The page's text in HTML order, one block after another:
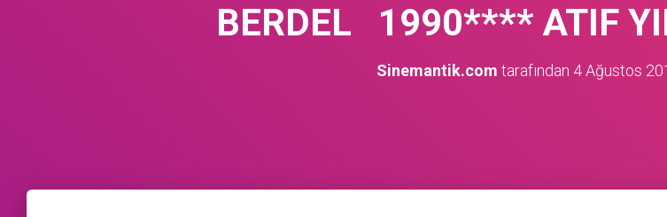
BERDEL 1990**** ATIF
Sinemantik.com tarafından 4 Ağustos